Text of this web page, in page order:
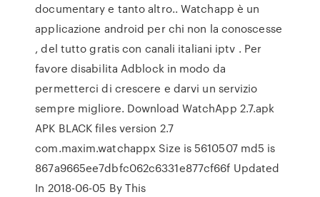
documentary e tanto altro.. Watchapp è un
applicazione android per chi non la conoscesse
, del tutto gratis con canali italiani iptv . Per
favore disabilita Adblock in modo da
permetterci di crescere e darvi un servizio
sempre migliore. Download WatchApp 2.7.apk
APK BLACK files version 2.7
com.maxim.watchappx Size is 5610507 md5 is
867a9665ee7dbfc062c6331e877cf66f Updated
In 2018-06-05 By This